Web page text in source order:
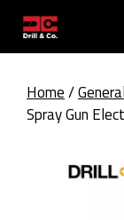
content
Home/
Spray Gun